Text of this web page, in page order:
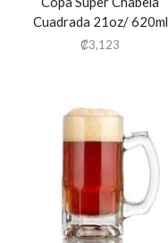
Cuadrada 21oz/ 620ml
₡3,123